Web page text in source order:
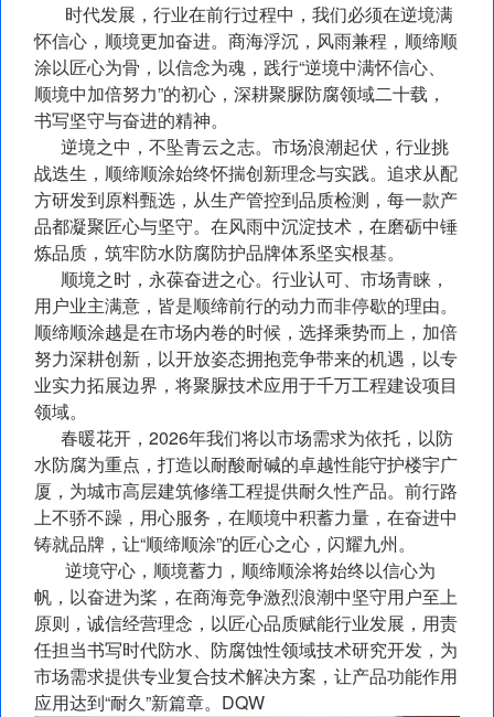
时代发展，行业在前行过程中，我们必须在逆境满
怀信心，顺境更加奋进。商海浮沉，风雨兼程，顺缔顺
涂以匠心为骨，以信念为魂，践行“逆境中满怀信心、
顺境中加倍努力”的初心，深耕聚脲防腐领域二十载，
书写坚守与奋进的精神。
逆境之中，不坠青云之志。市场浪潮起伏，行业挑
战迭生，顺缔顺涂始终怀揣创新理念与实践。追求从配
方研发到原料甄选，从生产管控到品质检测，每一款产
品都凝聚匠心与坚守。在风雨中沉淀技术，在磨砺中锤
炼品质，筑牢防水防腐防护品牌体系坚实根基。
顺境之时，永葆奋进之心。行业认可、市场青睐，
用户业主满意，皆是顺缔前行的动力而非停歇的理由。
顺缔顺涂越是在市场内卷的时候，选择乘势而上，加倍
努力深耕创新，以开放姿态拥抱竞争带来的机遇，以专
业实力拓展边界，将聚脲技术应用于千万工程建设项目
领域。
春暖花开，2026年我们将以市场需求为依托，以防
水防腐为重点，打造以耐酸耐碱的卓越性能守护楼宇广
厦，为城市高层建筑修缮工程提供耐久性产品。前行路
上不骄不躁，用心服务，在顺境中积蓄力量，在奋进中
铸就品牌，让“顺缔顺涂”的匠心之心，闪耀九州。
逆境守心，顺境蓄力，顺缔顺涂将始终以信心为
帆，以奋进为桨，在商海竞争激烈浪潮中坚守用户至上
原则，诚信经营理念，以匠心品质赋能行业发展，用责
任担当书写时代防水、防腐蚀性领域技术研究开发，为
市场需求提供专业复合技术解决方案，让产品功能作用
应用达到“耐久”新篇章。DQW